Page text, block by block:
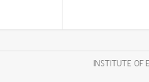
INSTITUTE OF